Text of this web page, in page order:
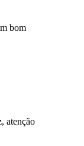
bom
atenção